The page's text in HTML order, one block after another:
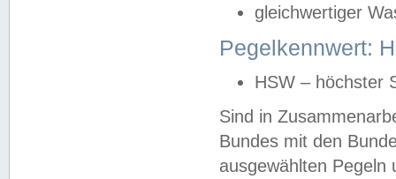
gleichwertiger
Pegelkennwert:
HSW – höchster
Sind in
Bundes mit den
ausgewählten